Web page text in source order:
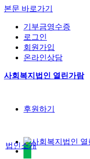
본문 바로가기
기부금영수증
로그인
회원가입
온라인상담
사회복지법인 열린가람
후원하기
법인소개